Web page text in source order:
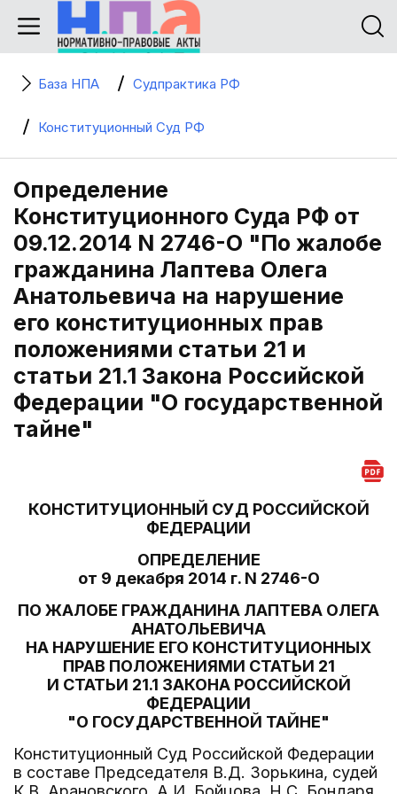
База НПА Судпрактика РФ
Конституционный Суд РФ
Определение
Конституционного Суда РФ от
09.12.2014 N 2746-О "По жалобе
гражданина Лаптева Олега
Анатольевича на нарушение
его конституционных прав
положениями статьи 21 и
статьи 21.1 Закона Российской
Федерации "О государственной
тайне"
КОНСТИТУЦИОННЫЙ СУД РОССИЙСКОЙ
ФЕДЕРАЦИИ
ОПРЕДЕЛЕНИЕ
от 9 декабря 2014 г. N 2746-О
ПО ЖАЛОБЕ ГРАЖДАНИНА ЛАПТЕВА ОЛЕГА
АНАТОЛЬЕВИЧА
НА НАРУШЕНИЕ ЕГО КОНСТИТУЦИОННЫХ
ПРАВ ПОЛОЖЕНИЯМИ СТАТЬИ 21
И СТАТЬИ 21.1 ЗАКОНА РОССИЙСКОЙ
ФЕДЕРАЦИИ
"О ГОСУДАРСТВЕННОЙ ТАЙНЕ"
Конституционный Суд Российской Федерации
в составе Председателя В.Д. Зорькина, судей